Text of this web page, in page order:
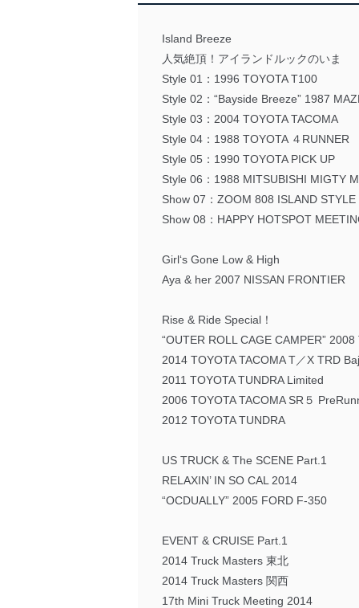
Island Breeze
人気絶頂！アイランドルックのいま
Style 01：1996 TOYOTA T100
Style 02：“Bayside Breeze” 1987
Style 03：2004 TOYOTA TACOMA
Style 04：1988 TOYOTA ４RUNNER
Style 05：1990 TOYOTA PICK UP
Style 06：1988 MITSUBISHI MIGTY
Show 07：ZOOM 808 ISLAND
Show 08：HAPPY HOTSPOT
Girl‘s Gone Low & High
Aya & her 2007 NISSAN FRONTIER
Rise & Ride Special！
“OUTER ROLL CAGE CAMPER”
2014 TOYOTA TACOMA T／X TRD
2011 TOYOTA TUNDRA Limited
2006 TOYOTA TACOMA SR５
2012 TOYOTA TUNDRA
US TRUCK & The SCENE Part.1
RELAXIN’ IN SO CAL 2014
“OCDUALLY” 2005 FORD F-350
EVENT & CRUISE Part.1
2014 Truck Masters 東北
2014 Truck Masters 関西
17th Mini Truck Meeting 2014